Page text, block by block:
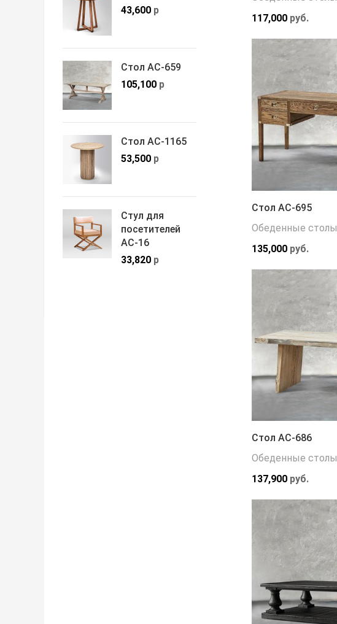
43,600 р
Стол АС-659
105,100 р
Стол АС-1165
53,500 р
Стул для
посетителей
АС-16
33,820 р
117,000руб.
Стол АС-695
Обеденные столы
135,000руб.
Стол АС-686
Обеденные столы
137,900руб.